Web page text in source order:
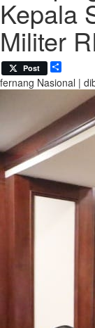
Kepala
Militer
Post
fernang Nasional |